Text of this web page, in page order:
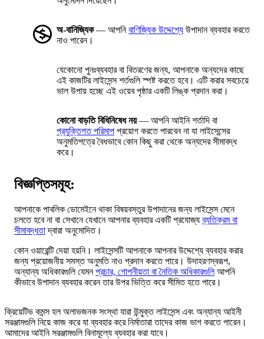
অ-বানিজ্যিক— আপনিবাণিজ্যিক উদ্দেশ্যে উপাদান ব্যবহার করতে
নাও পারেন।
যেকোনো পুনঃব্যবহার বা বিতরণের জন্য, আপনাকে অন্যদের কাছে
এই কাজটির লাইসেন্স শর্তগুলি স্পষ্ট করতে হবে। এটি করার সবচেয়ে
ভাল উপায় হচ্ছে এই ওয়েব পৃষ্ঠার একটি লিঙ্ক প্রদান করা।
কোনো বাড়তি বিধিনিষেধ নয়— আপনি আইনি শর্তাদি বা
প্রযুক্তিগত পরিমাপ প্রয়োগ করতে পারবেন না যা লাইসেন্সের
অনুমতিপত্রে বৈধভাবে কোন কিছু করা থেকে অন্যদের সীমাবদ্ধ
করে।
বিজ্ঞপ্তিসমূহ:
আপনাকে পাবলিক ডোমেইনে থাকা বিষয়বস্তুর উপাদানের জন্য লাইসেন্স মেনে
চলতে হবে না বা সেখানে যেখানে আপনার ব্যবহার একটি প্রযোজ্যব্যতিক্রম বা
সীমাবদ্ধতাদ্বারা অনুমোদিত।
কোন ওয়ারেন্টি দেয়া হয়নি। লাইসেন্সটি আপনাকে আপনার উদ্দেশ্যে ব্যবহার করার
জন্য প্রয়োজনীয় সমস্ত অনুমতি নাও প্রদান করতে পারে। উদাহরণস্বরূপ,
অন্যান্য অধিকারগুলি যেমনপ্রচার, গোপনীয়তা বা নৈতিক অধিকারগুলিআপনি
কীভাবে উপাদান ব্যবহার করেন তার উপর ভিত্তি করে সীমিত হতে পারে।
ক্রিয়েটিভ কমন্স হল অলাভজনক সংস্থা যারা উন্মুক্ত লাইসেন্স এবং অন্যান্য আইনী
সরঞ্জামগুলি নিয়ে কাজ করে যা ব্যবহার করে নির্মাতারা তাদের কাজ ভাগ করতে পারেন।
আমাদের আইনি সরঞ্জামগুলি বিনামূল্যে ব্যবহার করা যাবে।